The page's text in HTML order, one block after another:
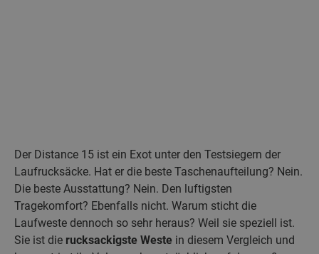
Der Distance 15 ist ein Exot unter den Testsiegern der
Laufrucksäcke. Hat er die beste Taschenaufteilung? Nein.
Die beste Ausstattung? Nein. Den luftigsten
Tragekomfort? Ebenfalls nicht. Warum sticht die
Laufweste dennoch so sehr heraus? Weil sie speziell ist.
Sie ist die rucksackigste Weste in diesem Vergleich und